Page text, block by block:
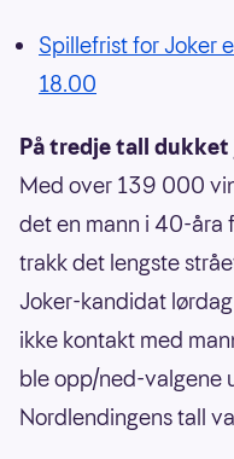
Spillefrist for Joker
18.00
På tredje tall
Med over 139 000
det en mann i 40-åra
trakk det lengste
Joker-kandidat
ikke kontakt med
ble opp/ned-valgene
Nordlendingens tall